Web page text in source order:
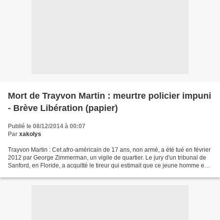
Mort de Trayvon Martin : meurtre policier impuni
- Brève Libération (papier)
Publié le 08/12/2014 à 00:07
Par xakolys
Trayvon Martin : Cet afro-américain de 17 ans, non armé, a été tué en février
2012 par George Zimmerman, un vigile de quartier. Le jury d'un tribunal de
Sanford, en Floride, a acquitté le tireur qui estimait que ce jeune homme en